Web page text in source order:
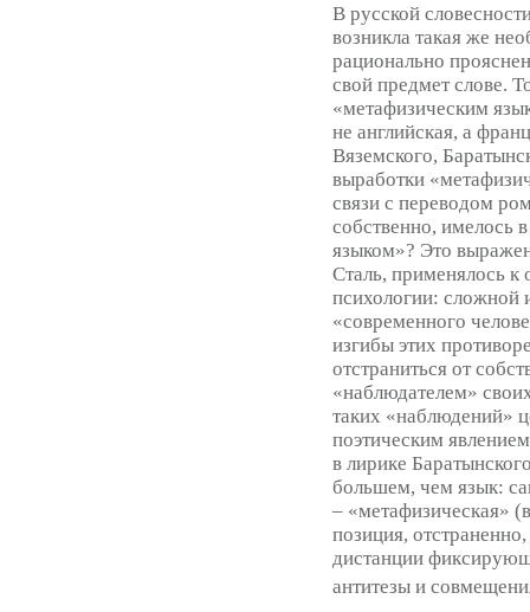
В русской
возникла такая же
рационально
свой предмет слове.
«метафизическим
не английская, а
Вяземского,
выработки
связи с переводом
собственно, имелось
языком»? Это
Сталь, применялось к
психологии: сложной
«современного
изгибы этих
отстраниться от
«наблюдателем»
таких «наблюдений»
поэтическим
в лирике
большем, чем язык:
– «метафизическая»
позиция,
дистанции
антитезы и